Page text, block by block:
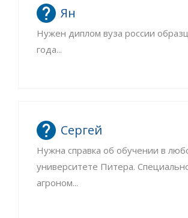
Ян
Нужен диплом вуза россии
года...
Сергей
Нужна справка об обучении в
университете Питера.
агроном...